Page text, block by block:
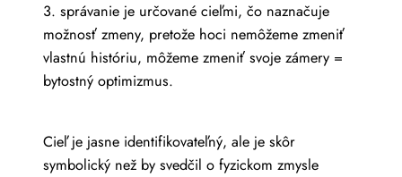
3. správanie je určované cieľmi, čo naznačuje
možnosť zmeny, pretože hoci nemôžeme zmeniť
vlastnú históriu, môžeme zmeniť svoje zámery =
bytostný optimizmus.
Cieľ je jasne identifikovateľný, ale je skôr
symbolický než by svedčil o fyzickom zmysle